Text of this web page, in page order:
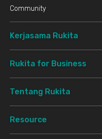
Community
Kerjasama Rukita
Rukita for Business
Tentang Rukita
Resource